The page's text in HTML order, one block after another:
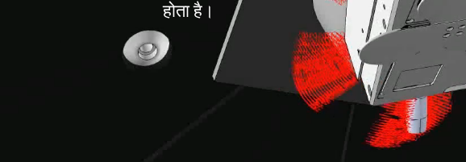
होता है।